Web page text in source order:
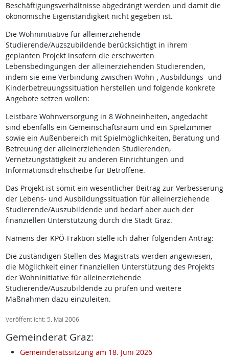
Beschäftigungsverhältnisse abgedrängt werden und damit die
ökonomische Eigenständigkeit nicht gegeben ist.
Die Wohninitiative für alleinerziehende
Studierende/Auzszubildende berücksichtigt in ihrem
geplanten Projekt insofern die erschwerten
Lebensbedingungen der alleinerziehenden Studierenden,
indem sie eine Verbindung zwischen Wohn-, Ausbildungs- und
Kinderbetreuungssituation herstellen und folgende konkrete
Angebote setzen wollen:
Leistbare Wohnversorgung in 8 Wohneinheiten, angedacht
sind ebenfalls ein Gemeinschaftsraum und ein Spielzimmer
sowie ein Außenbereich mit Spielmöglichkeiten, Beratung und
Betreuung der alleinerziehenden Studierenden,
Vernetzungstätigkeit zu anderen Einrichtungen und
Informationsdrehscheibe für Betroffene.
Das Projekt ist somit ein wesentlicher Beitrag zur Verbesserung
der Lebens- und Ausbildungssituation für alleinerziehende
Studierende/Auszubildende und bedarf aber auch der
finanziellen Unterstützung durch die Stadt Graz.
Namens der KPÖ-Fraktion stelle ich daher folgenden Antrag:
Die zuständigen Stellen des Magistrats werden angewiesen,
die Möglichkeit einer finanziellen Unterstützung des Projekts
der Wohninitiative für alleinerziehende
Studierende/Auszubildende zu prüfen und weitere
Maßnahmen dazu einzuleiten.
Veröffentlicht: 5. Mai 2006
Gemeinderat Graz:
Gemeinderatssitzung am 18. Juni 2026